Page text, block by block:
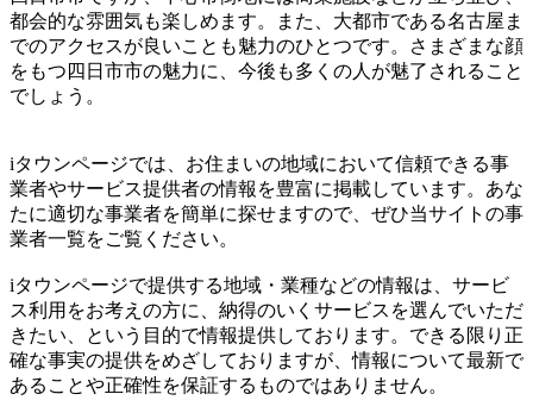
都会的な雰囲気も楽しめます。また、大都市である名古屋ま
でのアクセスが良いことも魅力のひとつです。さまざまな顔
をもつ四日市市の魅力に、今後も多くの人が魅了されること
でしょう。
iタウンページでは、お住まいの地域において信頼できる事
業者やサービス提供者の情報を豊富に掲載しています。あな
たに適切な事業者を簡単に探せますので、ぜひ当サイトの事
業者一覧をご覧ください。
iタウンページで提供する地域・業種などの情報は、サービ
ス利用をお考えの方に、納得のいくサービスを選んでいただ
きたい、という目的で情報提供しております。できる限り正
確な事実の提供をめざしておりますが、情報について最新で
あることや正確性を保証するものではありません。